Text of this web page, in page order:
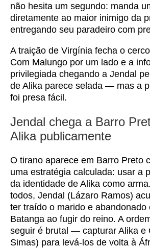
não hesita um segundo: manda
diretamente ao maior inimigo da
entregando seu paradeiro com
A traição de Virgínia fecha o
Com Malungo por um lado e a
privilegiada chegando a Jendal
de Alika parece selada — mas a
foi presa fácil.
Jendal chega a Barro
Alika publicamente
O tirano aparece em Barro Preto
uma estratégia calculada: usar a
da identidade de Alika como
todos, Jendal (Lázaro Ramos)
ter traído o marido e abandonado
Batanga ao fugir do reino. A
seguir é brutal — capturar Alika e
Simas) para levá-los de volta à